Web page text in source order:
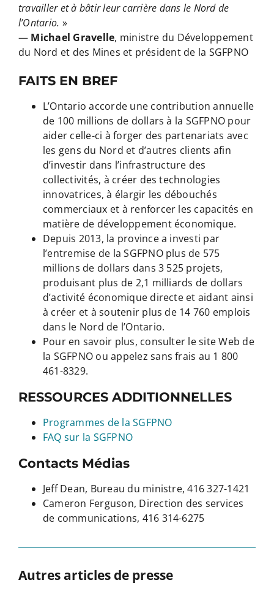
travailler et à bâtir leur carrière dans le Nord de
l’Ontario. »
— Michael Gravelle, ministre du Développement
du Nord et des Mines et président de la SGFPNO
FAITS EN BREF
L’Ontario accorde une contribution annuelle
de 100 millions de dollars à la SGFPNO pour
aider celle-ci à forger des partenariats avec
les gens du Nord et d’autres clients afin
d’investir dans l’infrastructure des
collectivités, à créer des technologies
innovatrices, à élargir les débouchés
commerciaux et à renforcer les capacités en
matière de développement économique.
Depuis 2013, la province a investi par
l’entremise de la SGFPNO plus de 575
millions de dollars dans 3 525 projets,
produisant plus de 2,1 milliards de dollars
d’activité économique directe et aidant ainsi
à créer et à soutenir plus de 14 760 emplois
dans le Nord de l’Ontario.
Pour en savoir plus, consulter le site Web de
la SGFPNO ou appelez sans frais au 1 800
461-8329.
RESSOURCES ADDITIONNELLES
Programmes de la SGFPNO
FAQ sur la SGFPNO
Contacts Médias
Jeff Dean, Bureau du ministre, 416 327-1421
Cameron Ferguson, Direction des services
de communications, 416 314-6275
Autres articles de presse